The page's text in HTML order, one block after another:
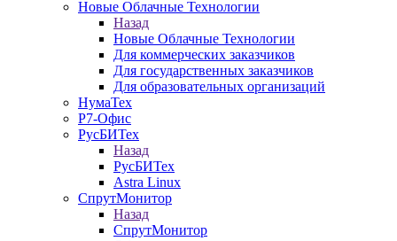
Новые Облачные Технологии
Назад
Новые Облачные Технологии
Для коммерческих заказчиков
Для государственных заказчиков
Для образовательных организаций
НумаТех
Р7-Офис
РусБИТех
Назад
РусБИТех
Astra Linux
СпрутМонитор
Назад
СпрутМонитор